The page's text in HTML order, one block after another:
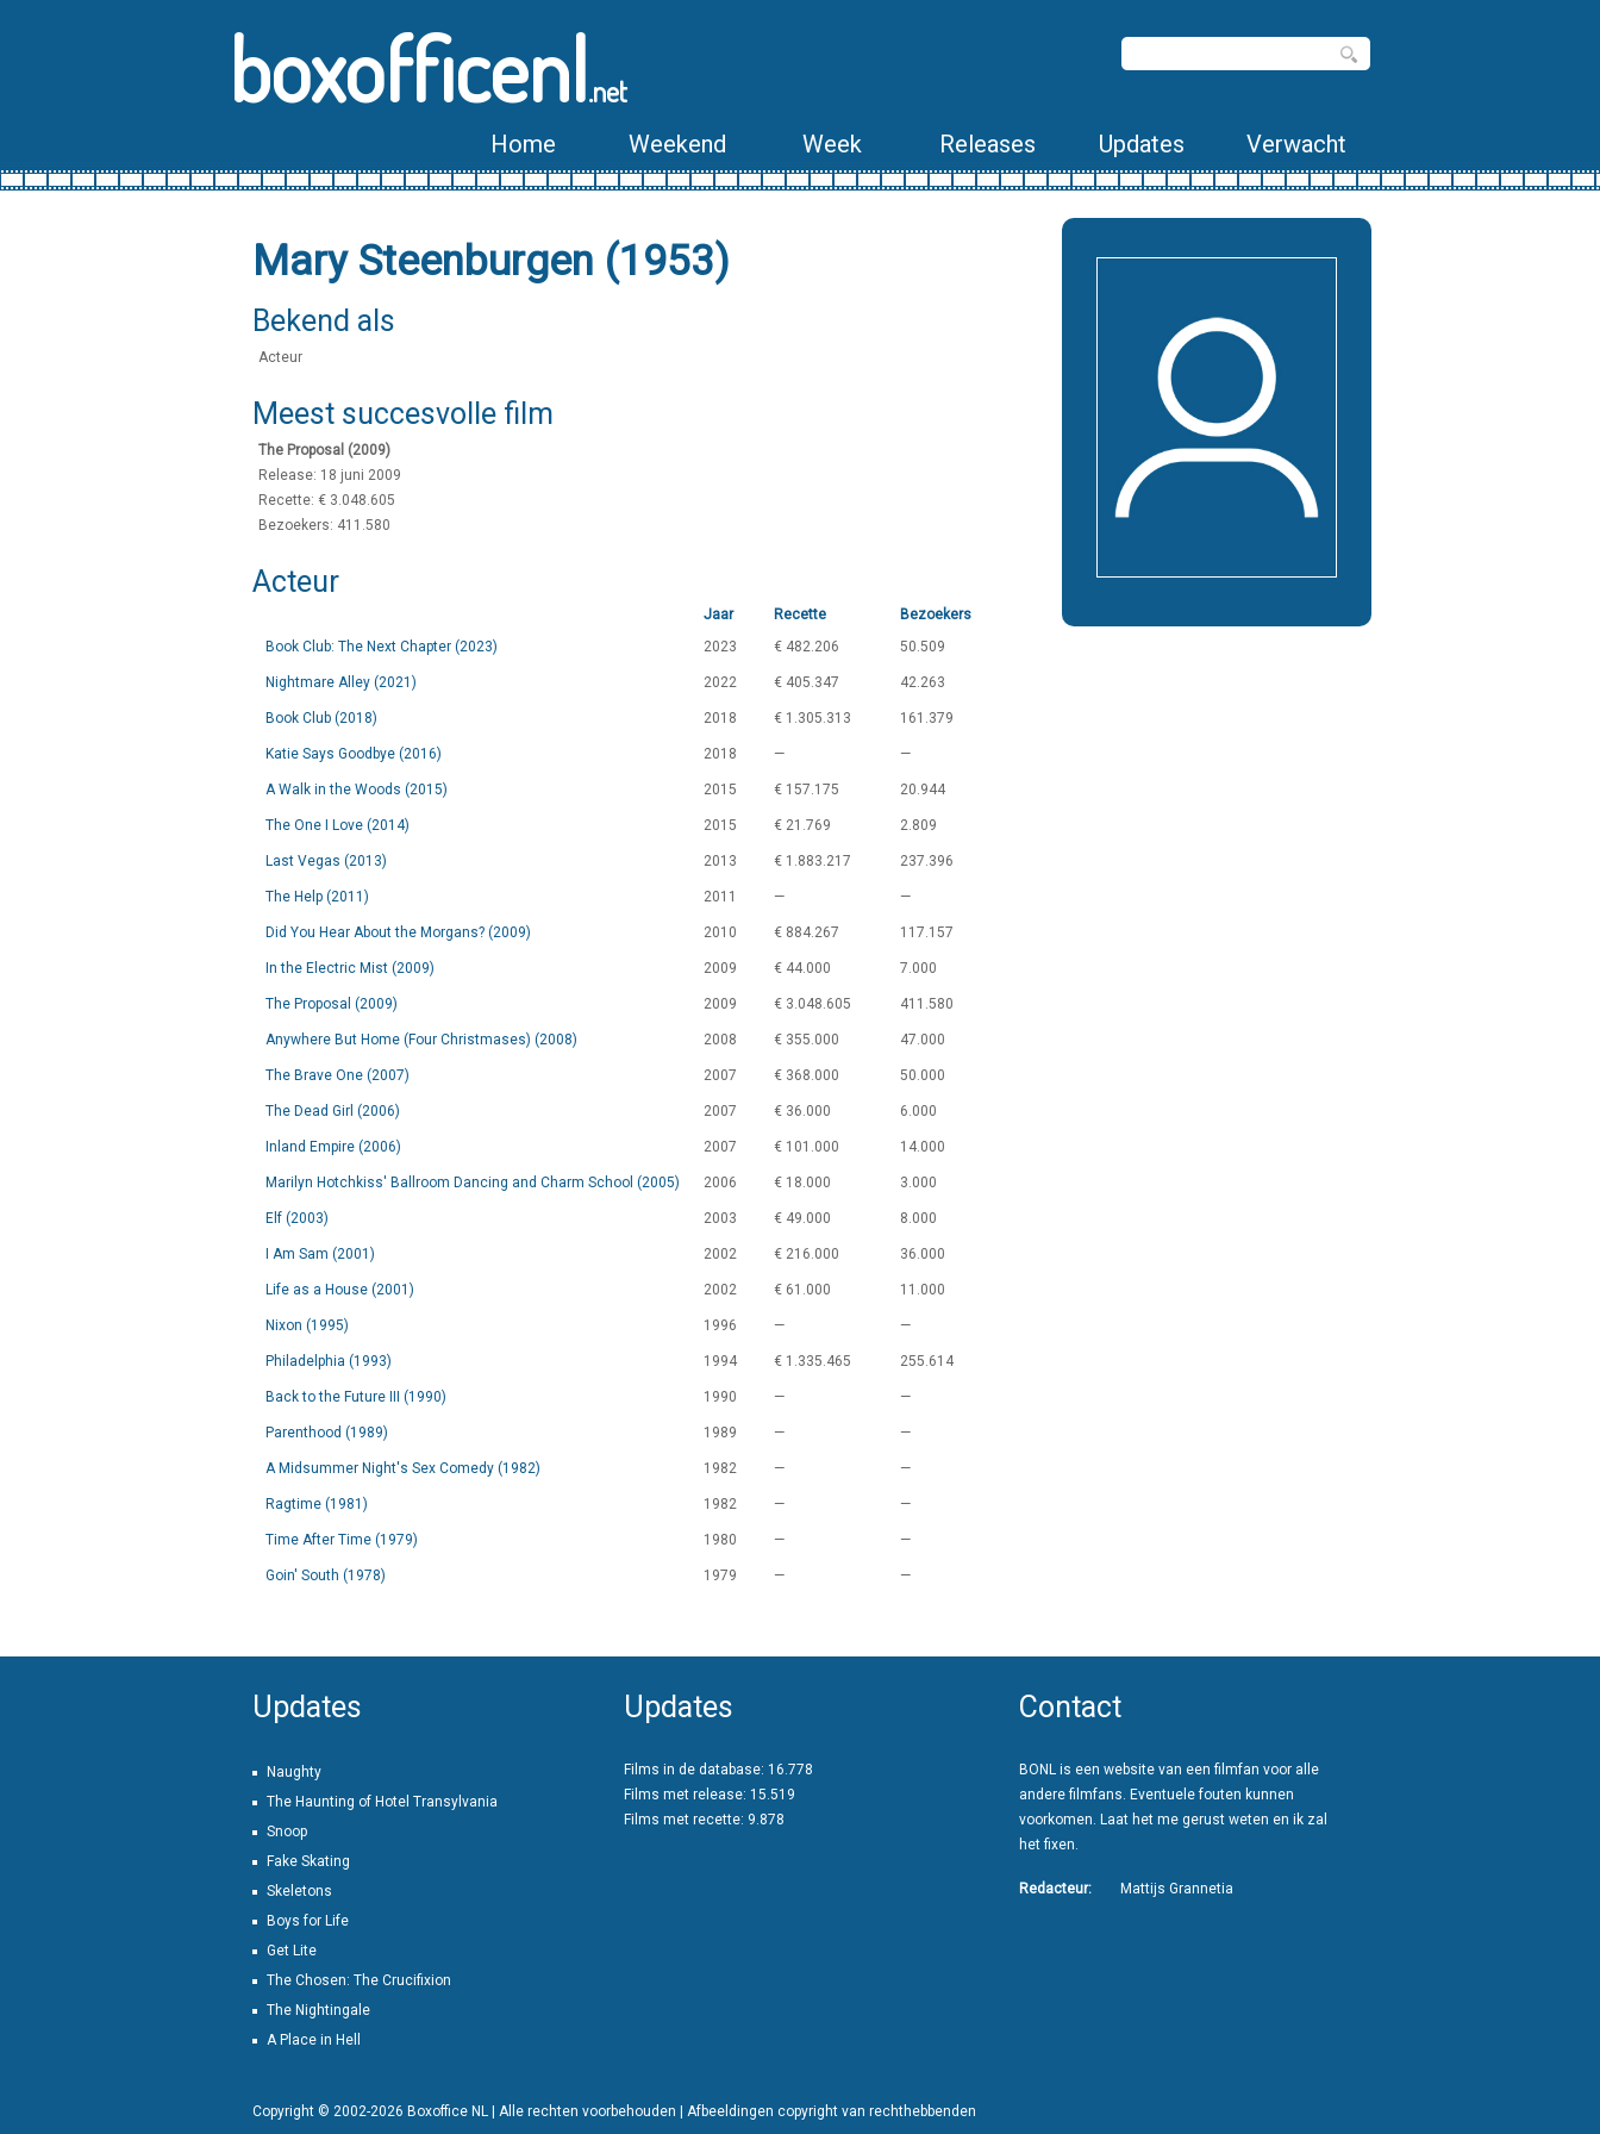
boxofficenl.net
Home Weekend Week Releases Updates Verwacht
Mary Steenburgen (1953)
Bekend als
Acteur
Meest succesvolle film
The Proposal (2009)
Release: 18 juni 2009
Recette: € 3.048.605
Bezoekers: 411.580
Acteur
Jaar Recette
Bezoekers
Book Club: The Next Chapter (2023)
2023 € 482.206 50.509
Nightmare Alley (2021) 2022 € 405.347 42.263
Book Club (2018) 2018 € 1.305.313 161.379
Katie Says Goodbye (2016) 2018 — —
A Walk in the Woods (2015) 2015 € 157.175 20.944
The One I Love (2014) 2015 € 21.769 2.809
Last Vegas (2013) 2013 € 1.883.217 237.396
The Help (2011) 2011 — —
Did You Hear About the Morgans? (2009) 2010 € 884.267 117.157
In the Electric Mist (2009) 2009 € 44.000 7.000
The Proposal (2009) 2009 € 3.048.605 411.580
Anywhere But Home (Four Christmases) (2008) 2008 € 355.000 47.000
The Brave One (2007) 2007 € 368.000 50.000
The Dead Girl (2006) 2007 € 36.000 6.000
Inland Empire (2006) 2007 € 101.000 14.000
Marilyn Hotchkiss' Ballroom Dancing and Charm School (2005) 2006 € 18.000 3.000
Elf (2003) 2003 € 49.000 8.000
I Am Sam (2001) 2002 € 216.000 36.000
Life as a House (2001) 2002 € 61.000 11.000
Nixon (1995) 1996 — —
Philadelphia (1993) 1994 € 1.335.465 255.614
Back to the Future III (1990) 1990 — —
Parenthood (1989) 1989 — —
A Midsummer Night's Sex Comedy (1982) 1982 — —
Ragtime (1981) 1982 — —
Time After Time (1979) 1980 — —
Goin' South (1978) 1979 — —
Updates
Naughty
The Haunting of Hotel Transylvania
Snoop
Fake Skating
Skeletons
Boys for Life
Get Lite
The Chosen: The Crucifixion
The Nightingale
A Place in Hell
Updates
Films in de database: 16.778
Films met release: 15.519
Films met recette: 9.878
Contact
BONL is een website van een filmfan voor alle
andere filmfans. Eventuele fouten kunnen
voorkomen. Laat het me gerust weten en ik zal
het fixen.
Redacteur: Mattijs Grannetia
Copyright © 2002-2026 Boxoffice NL | Alle rechten voorbehouden | Afbeeldingen copyright van rechthebbenden